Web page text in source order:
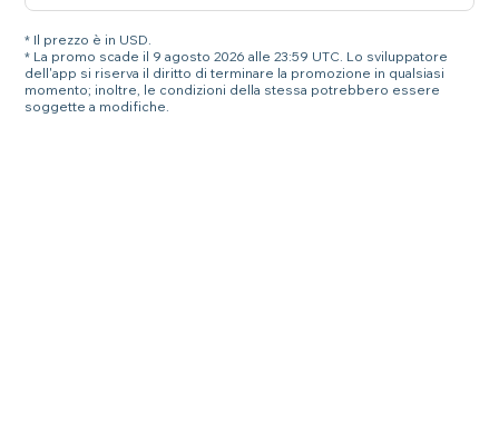
* Il prezzo è in USD.
* La promo scade il 9 agosto 2026 alle 23:59 UTC. Lo sviluppatore
dell'app si riserva il diritto di terminare la promozione in qualsiasi
momento; inoltre, le condizioni della stessa potrebbero essere
soggette a modifiche.